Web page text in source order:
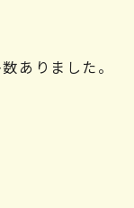
ありました。